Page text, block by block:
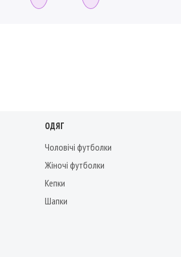
ОДЯГ
Чоловічі футболки
Жіночі футболки
Кепки
Шапки